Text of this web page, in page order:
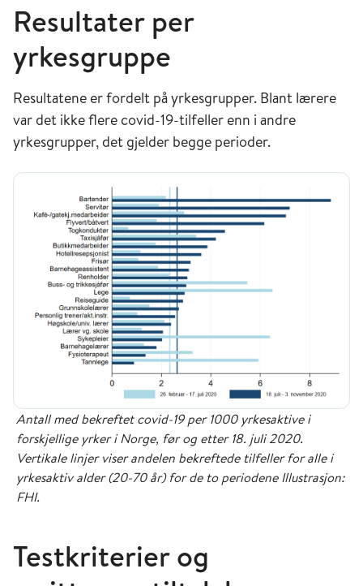
Resultater per
yrkesgruppe
Resultatene er fordelt på yrkesgrupper. Blant lærere
var det ikke flere covid-19-tilfeller enn i andre
yrkesgrupper, det gjelder begge perioder.
Antall med bekreftet covid-19 per 1000 yrkesaktive i
forskjellige yrker i Norge, før og etter 18. juli 2020.
Vertikale linjer viser andelen bekreftede tilfeller for alle i
yrkesaktiv alder (20-70 år) for de to periodene Illustrasjon:
FHI.
Testkriterier og